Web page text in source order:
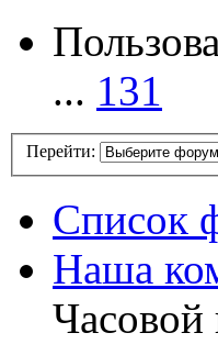
... 131
Перейти:
Список
Наша
Часовой